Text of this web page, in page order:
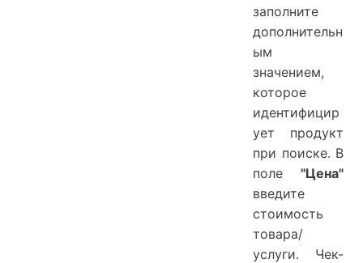
заполните
дополнительн
ым
значением,
которое
идентифицир
ует продукт
при поиске. В
поле "Цена"
введите
стоимость
товара/
услуги. Чек-